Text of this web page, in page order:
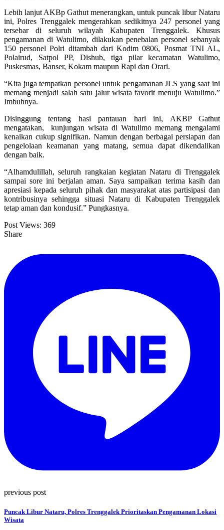
Lebih lanjut AKBp Gathut menerangkan, untuk puncak libur Nataru
ini, Polres Trenggalek mengerahkan sedikitnya 247 personel yang
tersebar di seluruh wilayah Kabupaten Trenggalek. Khusus
pengamanan di Watulimo, dilakukan penebalan personel sebanyak
150 personel Polri ditambah dari Kodim 0806, Posmat TNI AL,
Polairud, Satpol PP, Dishub, tiga pilar kecamatan Watulimo,
Puskesmas, Banser, Kokam maupun Rapi dan Orari.
“Kita juga tempatkan personel untuk pengamanan JLS yang saat ini
memang menjadi salah satu jalur wisata favorit menuju Watulimo.”
Imbuhnya.
Disinggung tentang hasi pantauan hari ini, AKBP Gathut
mengatakan, kunjungan wisata di Watulimo memang mengalami
kenaikan cukup signifikan. Namun dengan berbagai persiapan dan
pengelolaan keamanan yang matang, semua dapat dikendalikan
dengan baik.
“Alhamdulillah, seluruh rangkaian kegiatan Nataru di Trenggalek
sampai sore ini berjalan aman. Saya sampaikan terima kasih dan
apresiasi kepada seluruh pihak dan masyarakat atas partisipasi dan
kontribusinya sehingga situasi Nataru di Kabupaten Trenggalek
tetap aman dan kondusif.” Pungkasnya.
Post Views: 369
Share
previous post
Puncak Libur Nataru, Polres Trenggalek Prioritaskan Pengamanan Lokasi
Wisata